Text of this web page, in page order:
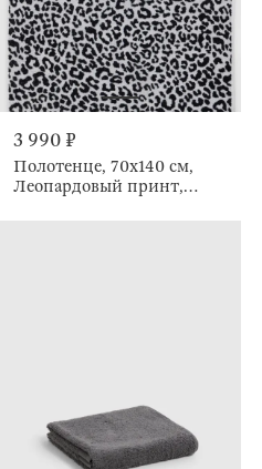
3 990 ₽
Полотенце, 70х140 см,
Леопардовый принт,